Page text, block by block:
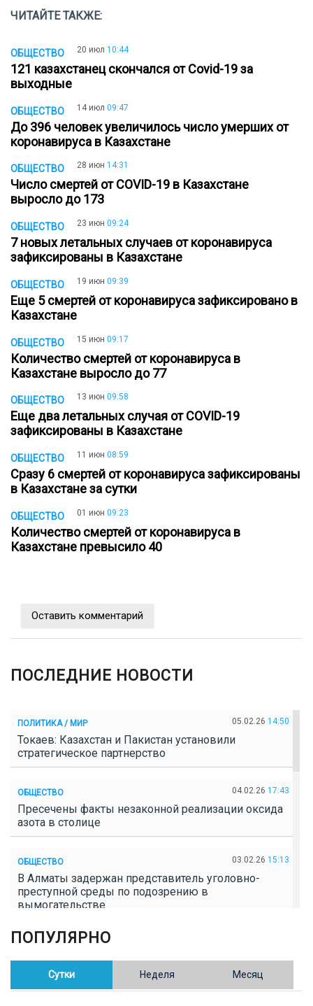
ЧИТАЙТЕ ТАКЖЕ:
ОБЩЕСТВО 20 июл 10:44
121 казахстанец скончался от Covid-19 за
выходные
ОБЩЕСТВО 14 июл 09:47
До 396 человек увеличилось число умерших от
коронавируса в Казахстане
ОБЩЕСТВО 28 июн 14:31
Число смертей от COVID-19 в Казахстане
выросло до 173
ОБЩЕСТВО 23 июн 09:24
7 новых летальных случаев от коронавируса
зафиксированы в Казахстане
ОБЩЕСТВО 19 июн 09:39
Еще 5 смертей от коронавируса зафиксировано в
Казахстане
ОБЩЕСТВО 15 июн 09:17
Количество смертей от коронавируса в
Казахстане выросло до 77
ОБЩЕСТВО 13 июн 09:58
Еще два летальных случая от COVID-19
зафиксированы в Казахстане
ОБЩЕСТВО 11 июн 08:59
Сразу 6 смертей от коронавируса зафиксированы
в Казахстане за сутки
ОБЩЕСТВО 01 июн 09:23
Количество смертей от коронавируса в
Казахстане превысило 40
Оставить комментарий
ПОСЛЕДНИЕ НОВОСТИ
ПОЛИТИКА / МИР 05.02.26 14:50
Токаев: Казахстан и Пакистан установили
стратегическое партнерство
ОБЩЕСТВО 04.02.26 17:43
Пресечены факты незаконной реализации оксида
азота в столице
ОБЩЕСТВО 03.02.26 15:13
В Алматы задержан представитель уголовно-
преступной среды по подозрению в
вымогательстве
ОБЩЕСТВО
Полицейские пресекли незаконное выращивание
конопли в Таразе
ПОПУЛЯРНО
Сутки Неделя Месяц